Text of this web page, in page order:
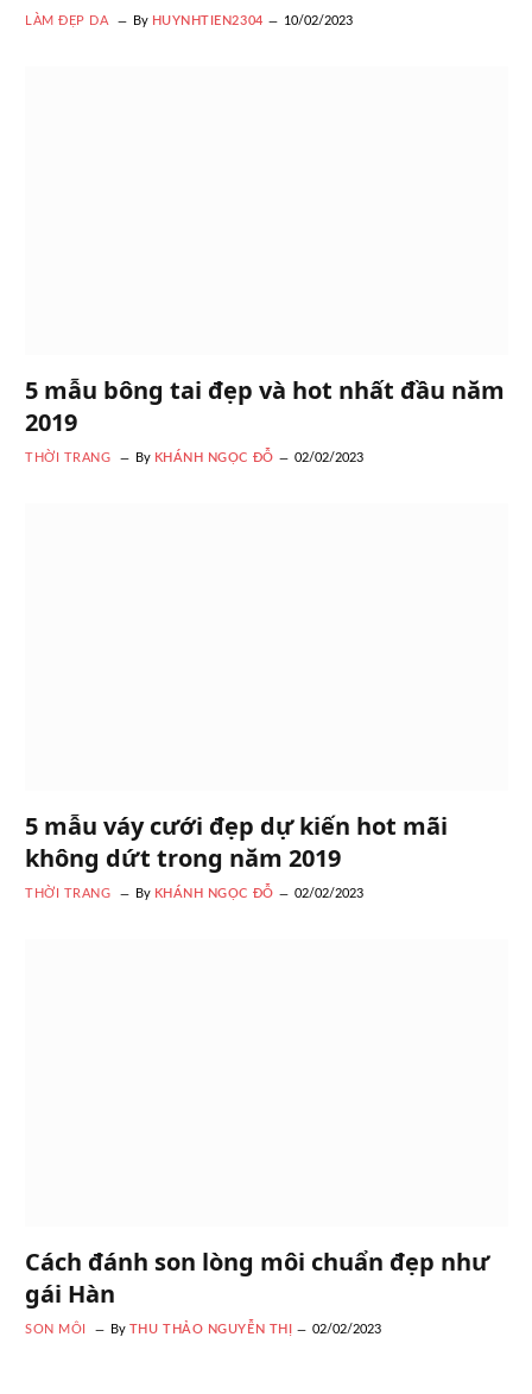
LÀM ĐẸP DA By HUYNHTIEN2304 10/02/2023
5 mẫu bông tai đẹp và hot nhất đầu năm
2019
THỜI TRANG By KHÁNH NGỌC ĐỖ 02/02/2023
5 mẫu váy cưới đẹp dự kiến hot mãi
không dứt trong năm 2019
THỜI TRANG By KHÁNH NGỌC ĐỖ 02/02/2023
Cách đánh son lòng môi chuẩn đẹp như
gái Hàn
SON MÔI By THU THẢO NGUYỄN THỊ 02/02/2023